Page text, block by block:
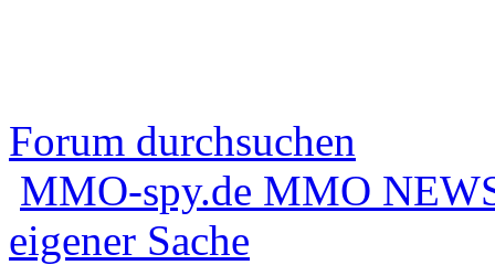
Forum durchsuchen
MMO-spy.de MMO
eigener Sache